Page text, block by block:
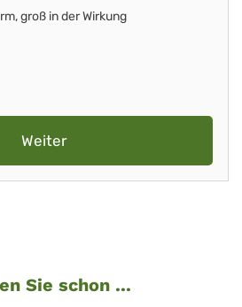
groß in der Wirkung
Weiter
Sie schon ...